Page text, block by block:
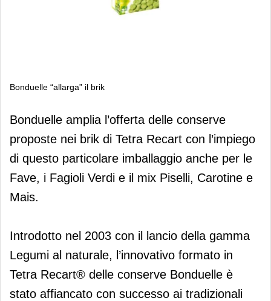
Bonduelle “allarga” il brik
Bonduelle “allarga” il brik
Bonduelle amplia l’offerta delle conserve
proposte nei brik di Tetra Recart con l’impiego
di questo particolare imballaggio anche per le
Fave, i Fagioli Verdi e il mix Piselli, Carotine e
Mais.
Introdotto nel 2003 con il lancio della gamma
Legumi al naturale, l’innovativo formato in
Tetra Recart® delle conserve Bonduelle è
stato affiancato con successo ai tradizionali